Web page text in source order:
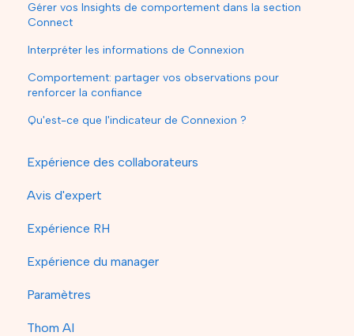
Gérer vos Insights de comportement dans la section
Connect
Interpréter les informations de Connexion
Comportement: partager vos observations pour
renforcer la confiance
Qu'est-ce que l'indicateur de Connexion ?
Expérience des collaborateurs
Avis d'expert
Expérience RH
Expérience du manager
Paramètres
Thom AI